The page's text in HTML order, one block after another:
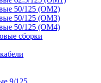
50/125 (OM2)
50/125 (OM3)
50/125 (OM4)
сборки
9/125